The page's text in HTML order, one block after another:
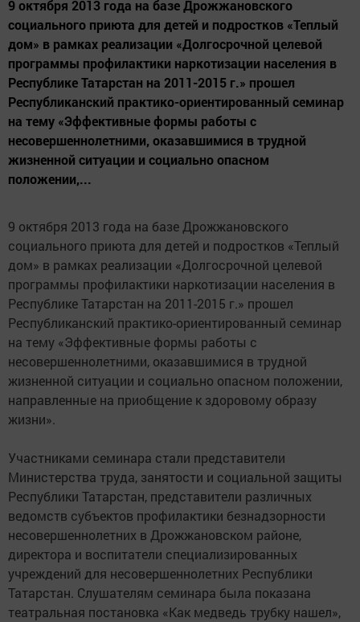
9 октября 2013 года на базе Дрожжановского
социального приюта для детей и подростков «Теплый
дом» в рамках реализации «Долгосрочной целевой
программы профилактики наркотизации населения в
Республике Татарстан на 2011-2015 г.» прошел
Республиканский практико-ориентированный семинар
на тему «Эффективные формы работы с
несовершеннолетними, оказавшимися в трудной
жизненной ситуации и социально опасном
положении,...
9 октября 2013 года на базе Дрожжановского
социального приюта для детей и подростков «Теплый
дом» в рамках реализации «Долгосрочной целевой
программы профилактики наркотизации населения в
Республике Татарстан на 2011-2015 г.» прошел
Республиканский практико-ориентированный семинар
на тему «Эффективные формы работы с
несовершеннолетними, оказавшимися в трудной
жизненной ситуации и социально опасном положении,
направленные на приобщение к здоровому образу
жизни».
Участниками семинара стали представители
Министерства труда, занятости и социальной защиты
Республики Татарстан, представители различных
ведомств субъектов профилактики безнадзорности
несовершеннолетних в Дрожжановском районе,
директора и воспитатели специализированных
учреждений для несовершеннолетних Республики
Татарстан. Слушателям семинара была показана
театральная постановка «Как медведь трубку нашел»,